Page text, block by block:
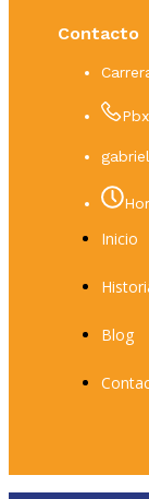
Contacto
Inicio
Blog